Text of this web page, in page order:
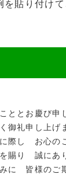
貼り付けて
ととお慶び申
御礼申し上げ
際し お心の
賜り 誠にあ
に 皆様のご